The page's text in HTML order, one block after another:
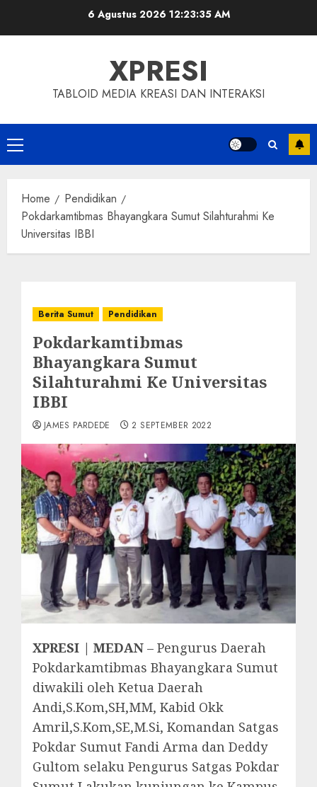
6 Agustus 2026 12:23:35 AM
XPRESI
TABLOID MEDIA KREASI DAN INTERAKSI
Primary
Menu
Home
Pendidikan
Pokdarkamtibmas Bhayangkara Sumut Silahturahmi Ke
Universitas IBBI
Berita Sumut Pendidikan
Pokdarkamtibmas
Bhayangkara Sumut
Silahturahmi Ke Universitas
IBBI
JAMES PARDEDE 2 SEPTEMBER 2022
XPRESI | MEDAN – Pengurus Daerah
Pokdarkamtibmas Bhayangkara Sumut
diwakili oleh Ketua Daerah
Andi,S.Kom,SH,MM, Kabid Okk
Amril,S.Kom,SE,M.Si, Komandan Satgas
Pokdar Sumut Fandi Arma dan Deddy
Gultom selaku Pengurus Satgas Pokdar